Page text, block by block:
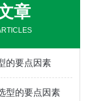
章
的要点因素
型的要点因素